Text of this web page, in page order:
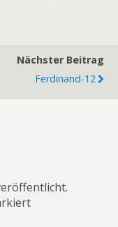
Nächster Beitrag
Ferdinand-12